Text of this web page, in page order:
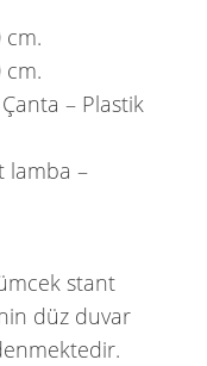
cm.
cm.
– Plastik
lamba –
stant
düz duvar